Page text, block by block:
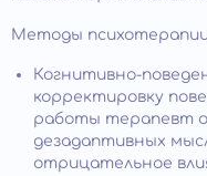
Методы
Когнитивно-
корректировку
работы терапевт
дезадаптивных
отрицательное